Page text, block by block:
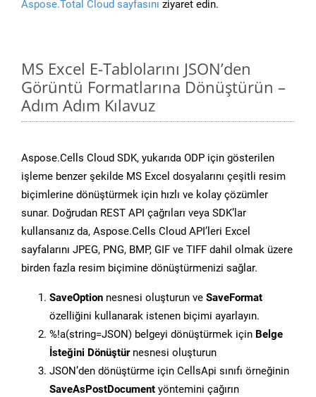
Aspose.Total Cloud sayfasını ziyaret edin.
MS Excel E-Tablolarını JSON’den
Görüntü Formatlarına Dönüştürün –
Adım Adım Kılavuz
Aspose.Cells Cloud SDK, yukarıda ODP için gösterilen
işleme benzer şekilde MS Excel dosyalarını çeşitli resim
biçimlerine dönüştürmek için hızlı ve kolay çözümler
sunar. Doğrudan REST API çağrıları veya SDK’lar
kullansanız da, Aspose.Cells Cloud API’leri Excel
sayfalarını JPEG, PNG, BMP, GIF ve TIFF dahil olmak üzere
birden fazla resim biçimine dönüştürmenizi sağlar.
SaveOption nesnesi oluşturun ve SaveFormat
özelliğini kullanarak istenen biçimi ayarlayın.
%!a(string=JSON) belgeyi dönüştürmek için Belge
İsteğini Dönüştürnesnesi oluşturun
JSON’den dönüştürme için CellsApi sınıfı örneğinin
SaveAsPostDocument yöntemini çağırın